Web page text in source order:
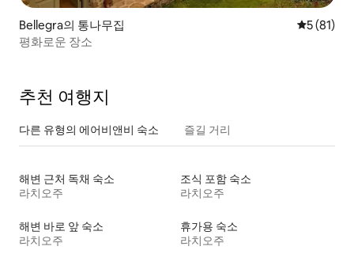
Bellegra의 통나무집 평점 5점
5 (81)
평화로운 장소
추천 여행지
다른 유형의 에어비앤비 숙소 즐길 거리
해변 근처 독채 숙소
라치오주
조식 포함 숙소
라치오주
해변 바로 앞 숙소
라치오주
휴가용 숙소
라치오주